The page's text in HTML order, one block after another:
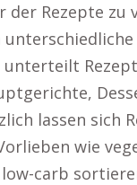
der Rezepte zu
unterteilt
lassen sich
wie
carb